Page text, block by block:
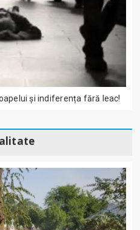
și indiferența fără leac!